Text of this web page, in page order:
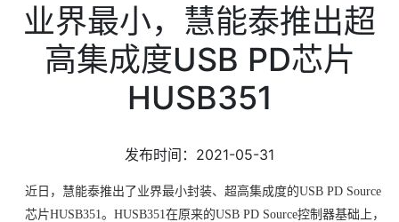
业界最小，慧能泰推出超
高集成度USB PD芯片
HUSB351
发布时间：2021-05-31
近日，慧能泰推出了业界最小封装、超高集成度的USB PD Source
芯片HUSB351。HUSB351在原来的USB PD Source控制器基础上，